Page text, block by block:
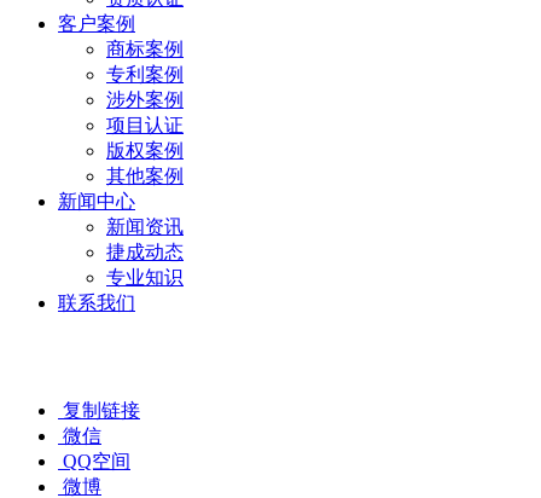
客户案例
商标案例
专利案例
涉外案例
项目认证
版权案例
其他案例
新闻中心
新闻资讯
捷成动态
专业知识
联系我们
复制链接
微信
QQ空间
微博